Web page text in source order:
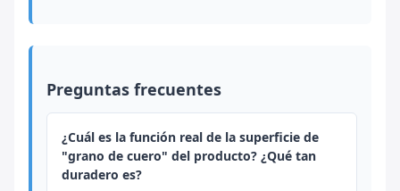
Preguntas frecuentes
¿Cuál es la función real de la superficie de
"grano de cuero" del producto? ¿Qué tan
duradero es?